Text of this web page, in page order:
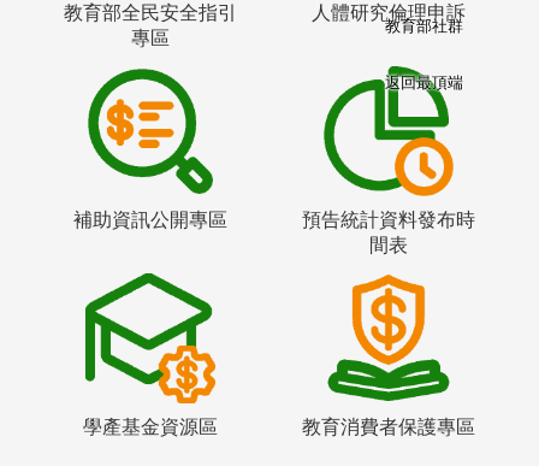
教育部全民安全指引
專區
人體研究倫理申訴
補助資訊公開專區
預告統計資料發布時
間表
學產基金資源區 教育消費者保護專區
教育部社群
返回最頂端